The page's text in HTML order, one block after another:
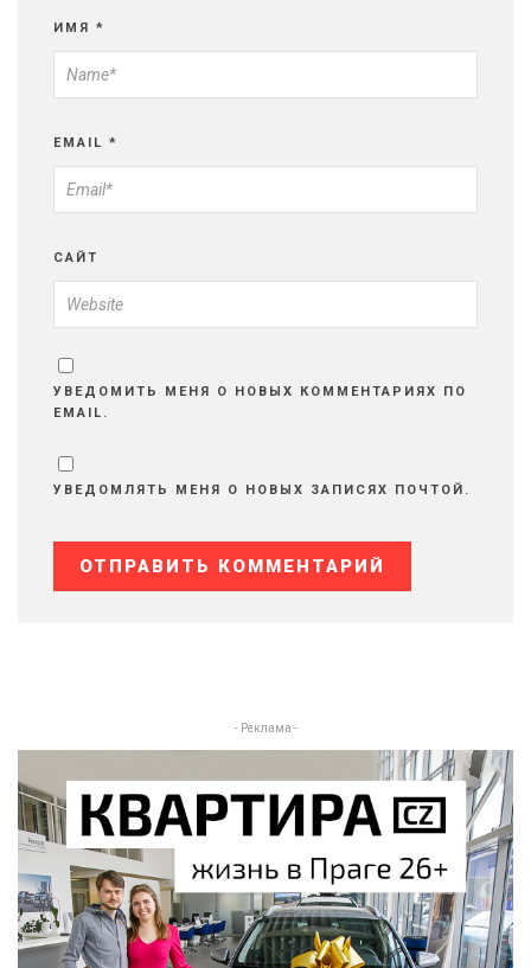
ИМЯ *
EMAIL *
САЙТ
УВЕДОМИТЬ МЕНЯ О НОВЫХ КОММЕНТАРИЯХ ПО
EMAIL.
УВЕДОМЛЯТЬ МЕНЯ О НОВЫХ ЗАПИСЯХ ПОЧТОЙ.
- Реклама -